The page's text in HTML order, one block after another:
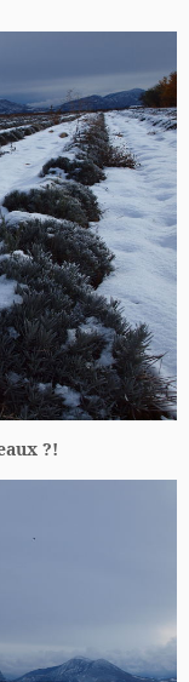
?!